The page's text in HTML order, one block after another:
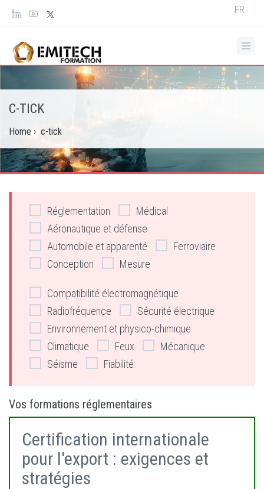
Panneau de gestion des cookies
Select
FR
C-TICK
Home › c-tick
Réglementation
Médical
Aéronautique et défense
Automobile et apparenté
Ferroviaire
Conception
Mesure
Compatibilité électromagnétique
Radiofréquence
Sécurité électrique
Environnement et physico-chimique
Climatique
Feux
Mécanique
Séisme
Fiabilité
Vos formations réglementaires
Certification internationale
pour l'export : exigences et
stratégies